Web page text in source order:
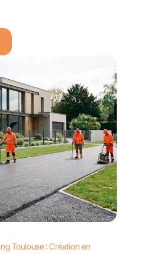
Toulouse : Création en